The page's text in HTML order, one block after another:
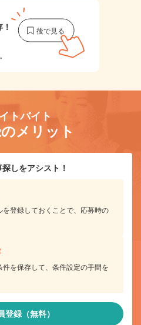
トバイト
メリット
しをアシスト！
を登録しておくことで、応募時の
件を保存して、条件設定の手間を
登録（無料）